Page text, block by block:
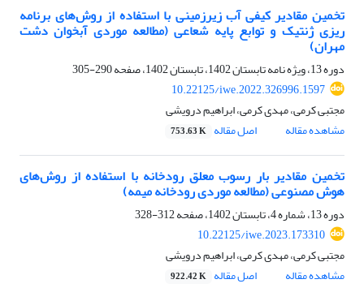
تخمین مقادیر کیفی آب زیرزمینی با استفاده از روش‌های برنامه
ریزی ژنتیک و توابع پایه شعاعی (مطالعه موردی آبخوان دشت
مهران)
دوره 13، ویژه نامه تابستان 1402، تابستان 1402، صفحه
290-305
10.22125/iwe.2022.326996.1597
مجتبی کرمی، مهدی کرمی، ابراهیم درویشی
مشاهده مقاله
اصل مقاله 753.63 K
تخمین مقادیر بار رسوب معلق رودخانه با استفاده از روش‌های
هوش مصنوعی (مطالعه موردی رودخانه میمه)
دوره 13، شماره 4، تابستان 1402، صفحه
312-328
10.22125/iwe.2023.173310
مجتبی کرمی، مهدی کرمی، ابراهیم درویشی
مشاهده مقاله
اصل مقاله 922.42 K